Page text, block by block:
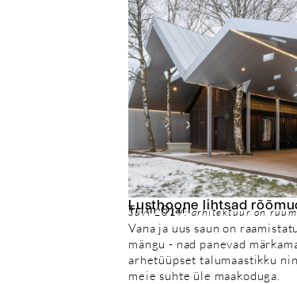
Lusthoone lihtsad
Triin Ojari
Suvi 2019: arhitektuur on
Vana ja uus saun on
mängu - nad panevad
arhetüüpset talumaastikku
meie suhte üle maakoduga.